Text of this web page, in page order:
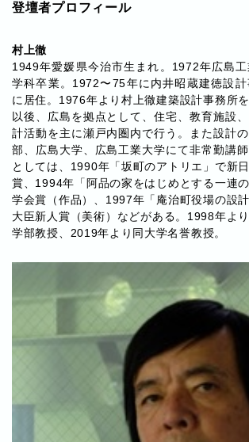
登壇者プロフィール
村上徹
1949年愛媛県今治市生まれ。1972年広島
学科卒業。1972〜75年に内井昭蔵建徳設
に居住。1976年より村上徹建築設計事務所
以後、広島を拠点として、住宅、教育施設
計活動を主に瀬戸内圏内で行う。また設計
部、広島大学、広島工業大学にて非常勤講
としては、1990年「坂町のアトリエ」で新
賞、1994年「阿品の家をはじめとする一連
学会賞（作品）、1997年「庵治町役場の設
大臣新人賞（美術）などがある。1998年よ
学部教授、2019年より同大学名誉教授。